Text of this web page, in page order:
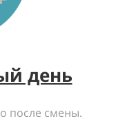
день
после смены.